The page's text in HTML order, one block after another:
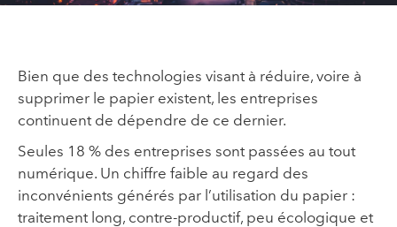
Bien que des technologies visant à réduire, voire à
supprimer le papier existent, les entreprises
continuent de dépendre de ce dernier.
Seules 18 % des entreprises sont passées au tout
numérique. Un chiffre faible au regard des
inconvénients générés par l’utilisation du papier :
traitement long, contre-productif, peu écologique et